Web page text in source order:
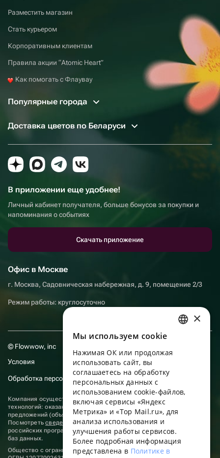
Разместить магазин
Стать курьером
Корпоративным клиентам
Правила акции “Atomic Heart”
Как помогать с Флаувау
Популярные города
Доставка цветов по Беларуси
В приложении еще удобнее!
Личный кабинет получателя, больше бонусов за покупки и
напоминания о событиях
Скачать приложение
Офис в Москве
г. Москва, Садовническая набережная, д. 9, помещение 2/3
Режим работы: круглосуточно
© Flowwow, inc
Условия
Обработка персональных данных
Компания осуществляет деятельность в области информационных
технологий: оказание услуг в сети “Интернет” по размещению
предложений (объявлений) продавцов о реализации товаров.
Посмотретьсведения о программах, включенных в реестр
российских программ для электронных вычислительных машин и
баз данных.
Общество с ограниченной ответственностью «ФЛАУВАУ»
ENGLISH
UKRAINIAN
PORTUGUESE
FRENCH
×
Мы используем сookie
Нажимая ОК или продолжая
использовать сайт, вы
соглашаетесь на обработку
персональных данных с
использованием cookie-файлов,
включая сервисы «Яндекс
Метрика» и «Top Mail.ru», для
анализа использования и
улучшения работы сервисов.
Более подробная информация
представлена в Политике в